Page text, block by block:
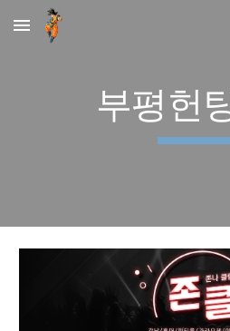
Skip to main content
부평헌